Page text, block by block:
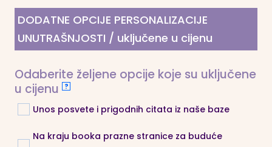
DODATNE OPCIJE PERSONALIZACIJE
UNUTRAŠNJOSTI / uključene u cijenu
Odaberite željene opcije koje su uključene
u cijenu
?
Unos posvete i prigodnih citata iz naše baze
Na kraju booka prazne stranice za buduće